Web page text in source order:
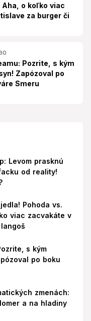
o koľko viac
za burger či
Pozrite, s kým
Zapózoval po
Smeru
Levom prasknú
od reality!
Pohoda vs.
viac zacvakáte v
s kým
po boku
zmenách:
a na hladiny